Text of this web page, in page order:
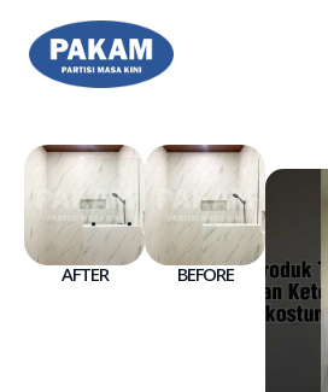
AFTER BEFORE